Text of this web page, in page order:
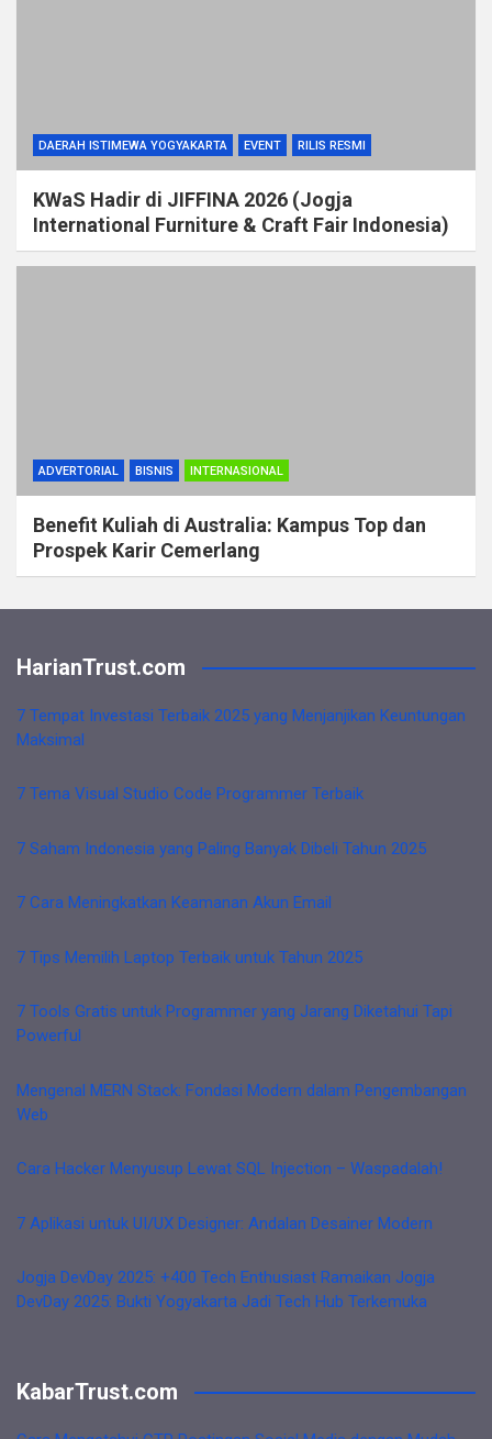
DAERAH ISTIMEWA YOGYAKARTA EVENT RILIS RESMI
KWaS Hadir di JIFFINA 2026 (Jogja
International Furniture & Craft Fair Indonesia)
ADVERTORIAL BISNIS INTERNASIONAL
Benefit Kuliah di Australia: Kampus Top dan
Prospek Karir Cemerlang
HarianTrust.com
7 Tempat Investasi Terbaik 2025 yang Menjanjikan Keuntungan
Maksimal
7 Tema Visual Studio Code Programmer Terbaik
7 Saham Indonesia yang Paling Banyak Dibeli Tahun 2025
7 Cara Meningkatkan Keamanan Akun Email
7 Tips Memilih Laptop Terbaik untuk Tahun 2025
7 Tools Gratis untuk Programmer yang Jarang Diketahui Tapi
Powerful
Mengenal MERN Stack: Fondasi Modern dalam Pengembangan
Web
Cara Hacker Menyusup Lewat SQL Injection – Waspadalah!
7 Aplikasi untuk UI/UX Designer: Andalan Desainer Modern
Jogja DevDay 2025: +400 Tech Enthusiast Ramaikan Jogja
DevDay 2025: Bukti Yogyakarta Jadi Tech Hub Terkemuka
KabarTrust.com